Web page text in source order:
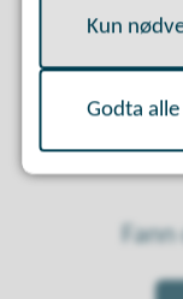
Kun
Godta alle